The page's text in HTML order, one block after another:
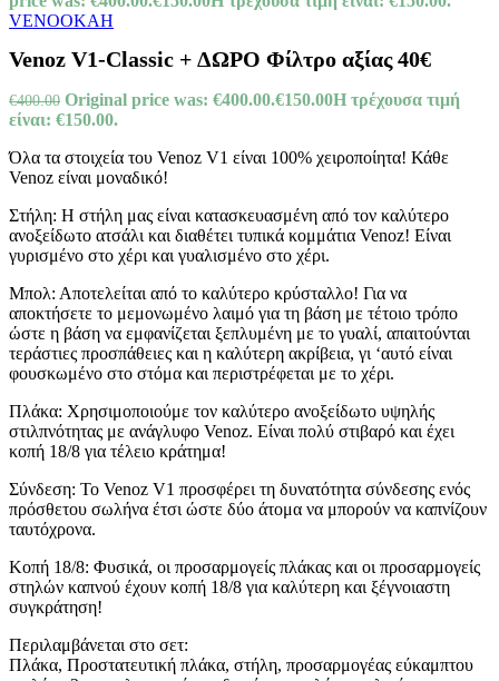
VENOOKAH
Venoz V1-Classic + ΔΩΡΟ Φίλτρο αξίας 40€
€400.00 Original price was: €400.00.€150.00Η τρέχουσα τιμή
είναι: €150.00.
Όλα τα στοιχεία του Venoz V1 είναι 100% χειροποίητα! Κάθε
Venoz είναι μοναδικό!
Στήλη: Η στήλη μας είναι κατασκευασμένη από τον καλύτερο
ανοξείδωτο ατσάλι και διαθέτει τυπικά κομμάτια Venoz! Είναι
γυρισμένο στο χέρι και γυαλισμένο στο χέρι.
Μπολ: Αποτελείται από το καλύτερο κρύσταλλο! Για να
αποκτήσετε το μεμονωμένο λαιμό για τη βάση με τέτοιο τρόπο
ώστε η βάση να εμφανίζεται ξεπλυμένη με το γυαλί, απαιτούνται
τεράστιες προσπάθειες και η καλύτερη ακρίβεια, γι ‘αυτό είναι
φουσκωμένο στο στόμα και περιστρέφεται με το χέρι.
Πλάκα: Χρησιμοποιούμε τον καλύτερο ανοξείδωτο υψηλής
στιλπνότητας με ανάγλυφο Venoz. Είναι πολύ στιβαρό και έχει
κοπή 18/8 για τέλειο κράτημα!
Σύνδεση: Το Venoz V1 προσφέρει τη δυνατότητα σύνδεσης ενός
πρόσθετου σωλήνα έτσι ώστε δύο άτομα να μπορούν να καπνίζουν
ταυτόχρονα.
Κοπή 18/8: Φυσικά, οι προσαρμογείς πλάκας και οι προσαρμογείς
στηλών καπνού έχουν κοπή 18/8 για καλύτερη και ξέγνοιαστη
συγκράτηση!
Περιλαμβάνεται στο σετ:
Πλάκα, Προστατευτική πλάκα, στήλη, προσαρμογέας εύκαμπτου